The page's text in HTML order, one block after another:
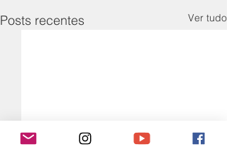
Posts recentes Ver tudo